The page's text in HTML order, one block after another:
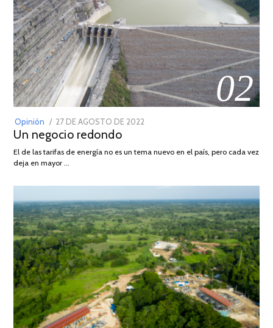
02
Opinión
POSTED
ON
27 DE AGOSTO DE 2022
DE
Un negocio redondo
El de las tarifas de energía no es un tema nuevo en el país, pero cada vez
deja en mayor …